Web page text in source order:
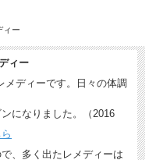
ィー
ィー
メディーです。日々の体調
になりました。（2016
、多く出たレメディーは